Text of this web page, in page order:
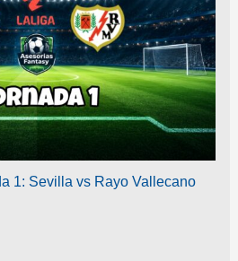
1: Sevilla vs Rayo Vallecano